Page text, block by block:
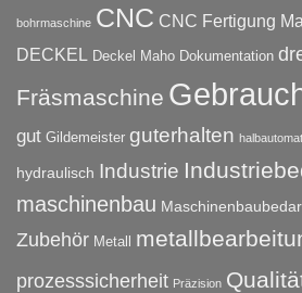
bohrmaschine CNC CNC Fertigung
DECKEL Deckel Maho Dokumentation
Fräsmaschine
gut Gildemeister guterhalten
hydraulisch Industrie
maschinenbau
Zubehör Metall
prozesssicherheit Präzision